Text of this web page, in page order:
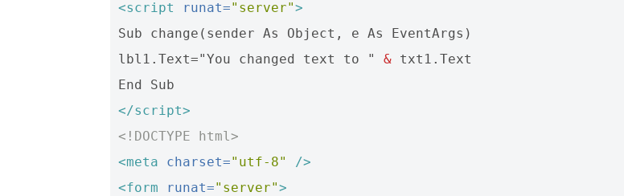
<script runat="server">
Sub change(sender As Object, e As EventArgs)
lbl1.Text="You changed text to " & txt1.Text
</script>
<!DOCTYPE html>
<meta
charset="utf-8"
/>
<form
runat="server">